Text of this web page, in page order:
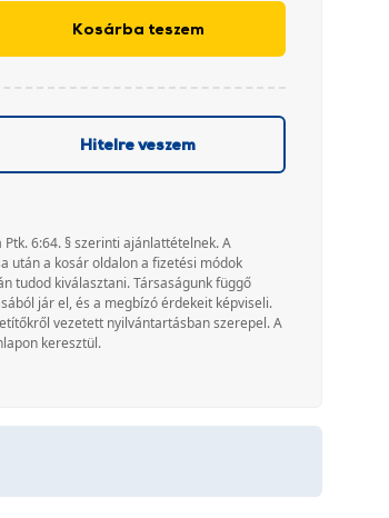
Kosárba teszem
Hitelre veszem
6:64. § szerinti ajánlattételnek. A
után a kosár oldalon a fizetési módok
tudod kiválasztani. Társaságunk függő
jár el, és a megbízó érdekeit képviseli.
vezetett nyilvántartásban szerepel. A
keresztül.